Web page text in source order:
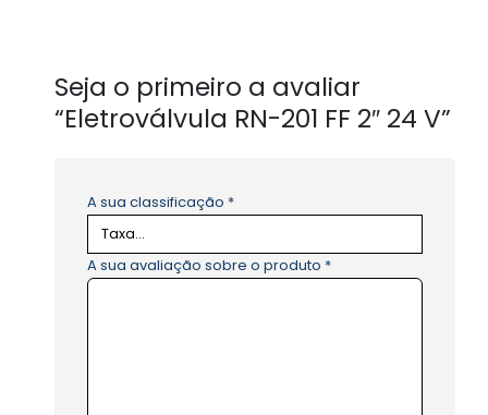
Seja o primeiro a avaliar
“Eletroválvula RN-201 FF 2″ 24 V”
A sua classificação *
A sua avaliação sobre o produto *